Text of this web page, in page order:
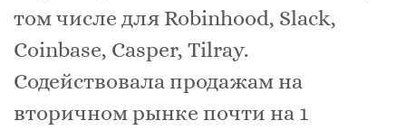
том числе для Robinhood, Slack,
Coinbase, Casper, Tilray.
Содействовала продажам на
вторичном рынке почти на 1